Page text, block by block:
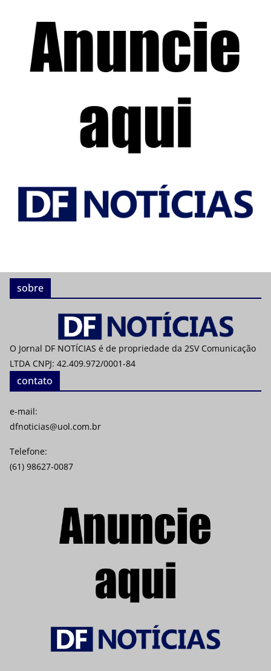
sobre
O Jornal DF NOTÍCIAS é de propriedade da 2SV Comunicação
LTDA CNPJ: 42.409.972/0001-84
contato
e-mail:
dfnoticias@uol.com.br
Telefone:
(61) 98627-0087